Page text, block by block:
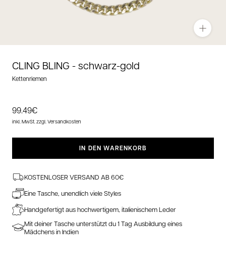
Zoom
CLING BLING -schwarz-gold
Kettenriemen
Angebotspreis
99.49€
inkl. MwSt. zzgl. Versandkosten
IN DEN WARENKORB
KOSTENLOSER VERSAND AB 60€
Eine Tasche, unendlich viele Styles
Handgefertigt aus hochwertigem, italienischem Leder
Mit deiner Tasche unterstützt du 1 Tag Ausbildung eines
Mädchens in Indien